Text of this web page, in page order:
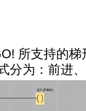
所支持的
分为：前进